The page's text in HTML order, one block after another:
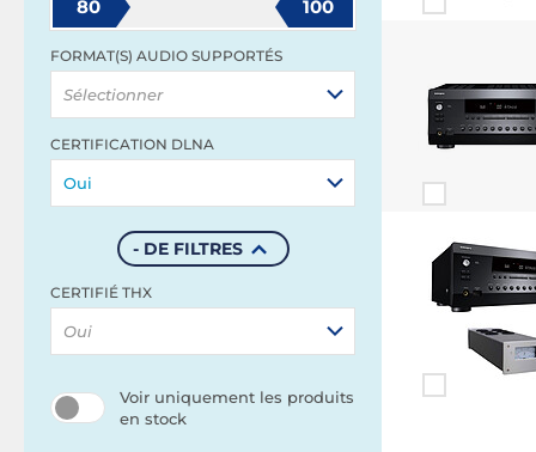
80 100
FORMAT(S) AUDIO SUPPORTÉS
Sélectionner
CERTIFICATION DLNA
Oui
- DE FILTRES
CERTIFIÉ THX
Oui
Voir uniquement les produits
en stock